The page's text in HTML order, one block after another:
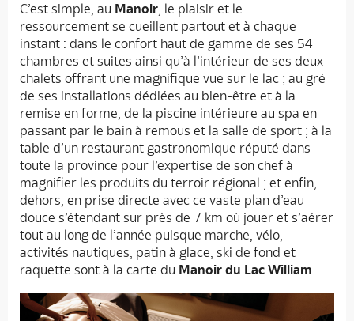
C’est simple, au Manoir, le plaisir et le
ressourcement se cueillent partout et à chaque
instant : dans le confort haut de gamme de ses 54
chambres et suites ainsi qu’à l’intérieur de ses deux
chalets offrant une magnifique vue sur le lac ; au gré
de ses installations dédiées au bien-être et à la
remise en forme, de la piscine intérieure au spa en
passant par le bain à remous et la salle de sport ; à la
table d’un restaurant gastronomique réputé dans
toute la province pour l’expertise de son chef à
magnifier les produits du terroir régional ; et enfin,
dehors, en prise directe avec ce vaste plan d’eau
douce s’étendant sur près de 7 km où jouer et s’aérer
tout au long de l’année puisque marche, vélo,
activités nautiques, patin à glace, ski de fond et
raquette sont à la carte du Manoir du Lac William.